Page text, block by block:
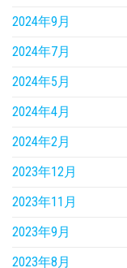
2024年9月
2024年7月
2024年5月
2024年4月
2024年2月
2023年12月
2023年11月
2023年9月
2023年8月